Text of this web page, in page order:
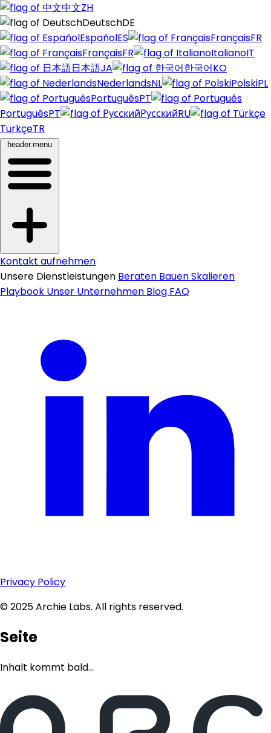
中文ZH
DeutschDE
EspañolES FrançaisFR
FrançaisFR ItalianoIT
日本語JA 한국어KO
NederlandsNL PolskiPL
PortuguêsPT
PortuguêsPT РусскийRU
TürkçeTR
header.menu
Kontakt aufnehmen
Unsere Dienstleistungen Beraten BauenSkalieren
Playbook Unser Unternehmen Blog FAQ
Privacy Policy
© 2025 Archie Labs. All rights reserved.
Seite
Inhalt kommt bald...